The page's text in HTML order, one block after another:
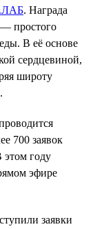
. Награда
простого
В её основе
сердцевиной,
широту
700 заявок
этом году
эфире
заявки